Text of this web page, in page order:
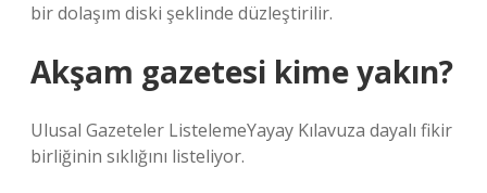
bir dolaşım diski şeklinde düzleştirilir.
Akşam gazetesi kime yakın?
Ulusal Gazeteler ListelemeYayay Kılavuza dayalı fikir
birliğinin sıklığını listeliyor.